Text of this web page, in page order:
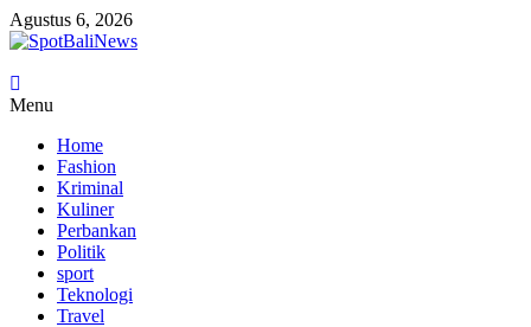
Lompat
ke
Agustus 6, 2026
SpotBaliNews
Menu
Home
Fashion
Kriminal
Kuliner
Perbankan
Politik
sport
Teknologi
Travel